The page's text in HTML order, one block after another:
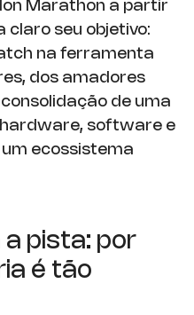
Marathon a partir
claro seu objetivo:
na ferramenta
dos amadores
de uma
software e
ecossistema
a pista: por
é tão